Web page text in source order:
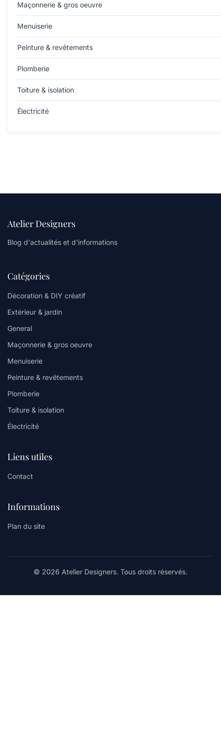
Maçonnerie & gros oeuvre
Menuiserie
Peinture & revêtements
Plomberie
Toiture & isolation
Électricité
Atelier Designers
Blog d'actualités et d'informations
Catégories
Décoration & DIY créatif
Extérieur & jardin
General
Maçonnerie & gros oeuvre
Menuiserie
Peinture & revêtements
Plomberie
Toiture & isolation
Électricité
Liens utiles
Contact
Informations
Plan du site
© 2026 Atelier Designers. Tous droits réservés.